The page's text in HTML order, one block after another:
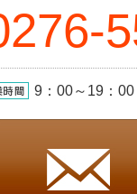
9：00～19：